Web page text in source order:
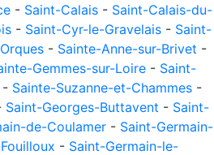
- Saint-Calais - Saint-Calais-du-
- Saint-Cyr-le-Gravelais - Saint-
- Sainte-Anne-sur-Brivet -
Gemmes-sur-Loire - Saint-
- Sainte-Suzanne-et-Chammes -
Saint-Georges-Buttavent - Saint-
de-Coulamer - Saint-Germain-
- Saint-Germain-le-